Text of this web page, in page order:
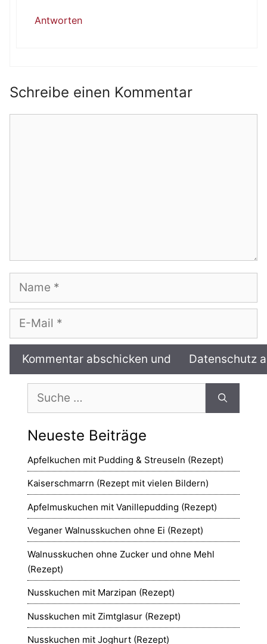
Antworten
Schreibe einen Kommentar
Name
E-
Mail
nach:
Neueste Beiträge
Apfelkuchen mit Pudding & Streuseln (Rezept)
Kaiserschmarrn (Rezept mit vielen Bildern)
Apfelmuskuchen mit Vanillepudding (Rezept)
Veganer Walnusskuchen ohne Ei (Rezept)
Walnusskuchen ohne Zucker und ohne Mehl
(Rezept)
Nusskuchen mit Marzipan (Rezept)
Nusskuchen mit Zimtglasur (Rezept)
Nusskuchen mit Joghurt (Rezept)